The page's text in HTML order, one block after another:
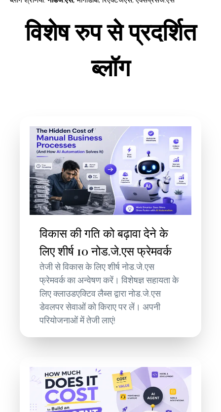
विशेष रुप से प्रदर्शित
ब्लॉग
विकास की गति को बढ़ावा देने के
लिए शीर्ष 10 नोड.जे.एस फ्रेमवर्क
तेजी से विकास के लिए शीर्ष नोड.जे.एस
फ्रेमवर्क का अन्वेषण करें। विशेषज्ञ सहायता के
लिए क्लाउडएक्टिव लैब्स द्वारा नोड.जे.एस
डेवलपर सेवाओं को किराए पर लें। अपनी
परियोजनाओं में तेजी लाएं!